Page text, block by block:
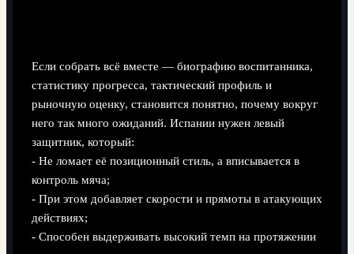
Если собрать всё вместе — биографию воспитанника,
статистику прогресса, тактический профиль и
рыночную оценку, становится понятно, почему вокруг
него так много ожиданий. Испании нужен левый
защитник, который:
- Не ломает её позиционный стиль, а вписывается в
контроль мяча;
- При этом добавляет скорости и прямоты в атакующих
действиях;
- Способен выдерживать высокий темп на протяжении